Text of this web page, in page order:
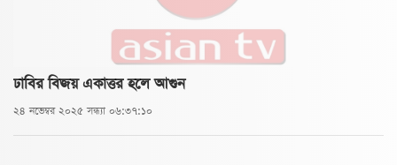
ঢাবির বিজয় একাত্তর হলে আগুন
২৪ নভেম্বর ২০২৫ সন্ধ্যা ০৬:৩৭:১০